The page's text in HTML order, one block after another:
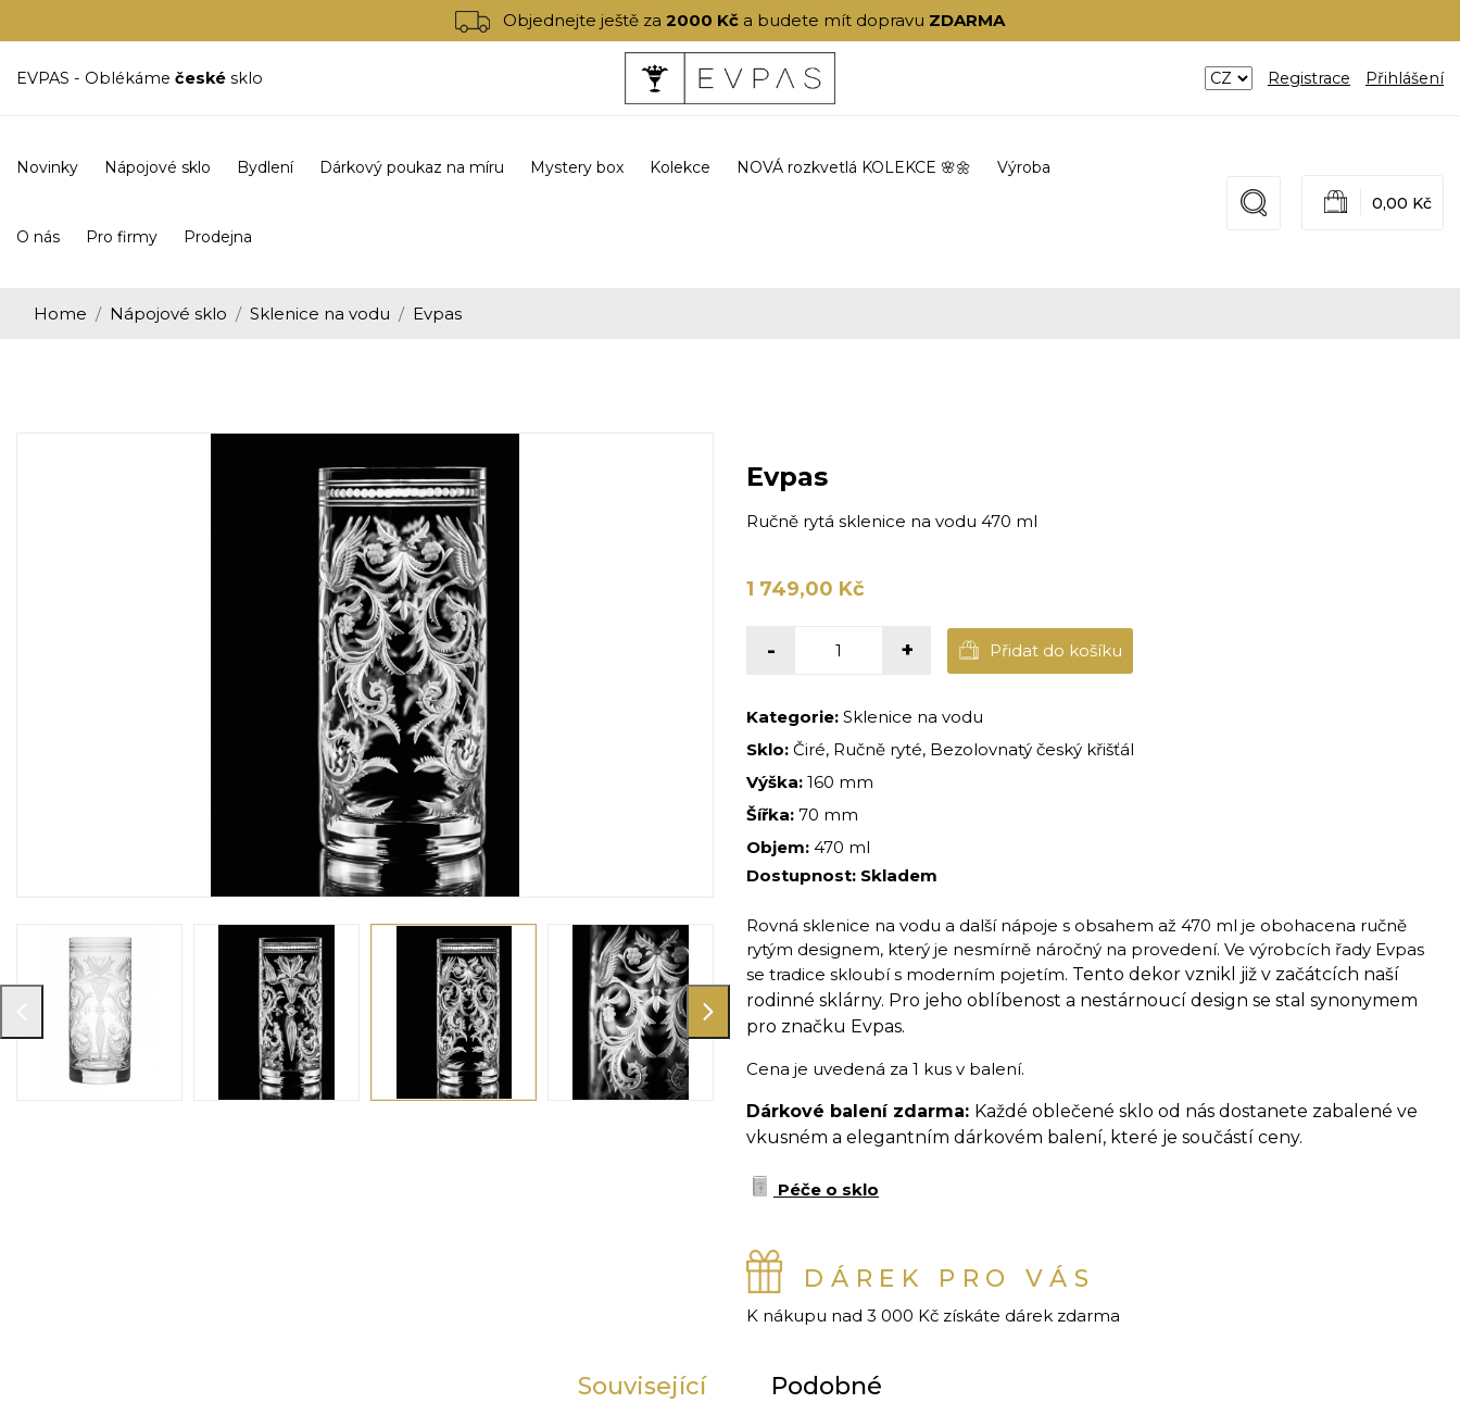
Objednejte ještě za2000 Kč a budete mít dopravu ZDARMA
EVPAS - Oblékáme české sklo Registrace Přihlášení
Novinky Nápojové sklo Bydlení Dárkový poukaz na míru Mystery box Kolekce NOVÁ rozkvetlá KOLEKCE 🌸🌼 Výroba
O nás Pro firmy Prodejna
0,00 Kč
Home Nápojové sklo Sklenice na vodu Evpas
Evpas
Ručně rytá sklenice na vodu 470 ml
1 749,00 Kč
- + Přidat do košíku
Kategorie: Sklenice na vodu
Sklo: Čiré, Ručně ryté, Bezolovnatý český křišťál
Výška: 160 mm
Šířka: 70 mm
Objem: 470 ml
Dostupnost: Skladem
Rovná sklenice na vodu a další nápoje s obsahem až 470 ml je obohacena ručně
rytým designem, který je nesmírně náročný na provedení. Ve výrobcích řady Evpas
se tradice skloubí s moderním pojetím. Tento dekor vznikl již v začátcích naší
rodinné sklárny. Pro jeho oblíbenost a nestárnoucí design se stal synonymem
pro značku Evpas.
Cena je uvedená za 1 kus v balení.
Dárkové balení zdarma: Každé oblečené sklo od nás dostanete zabalené ve
vkusném a elegantním dárkovém balení, které je součástí ceny.
Péče o sklo
DÁREK PRO VÁS
K nákupu nad 3 000 Kč získáte dárek zdarma
Související Podobné